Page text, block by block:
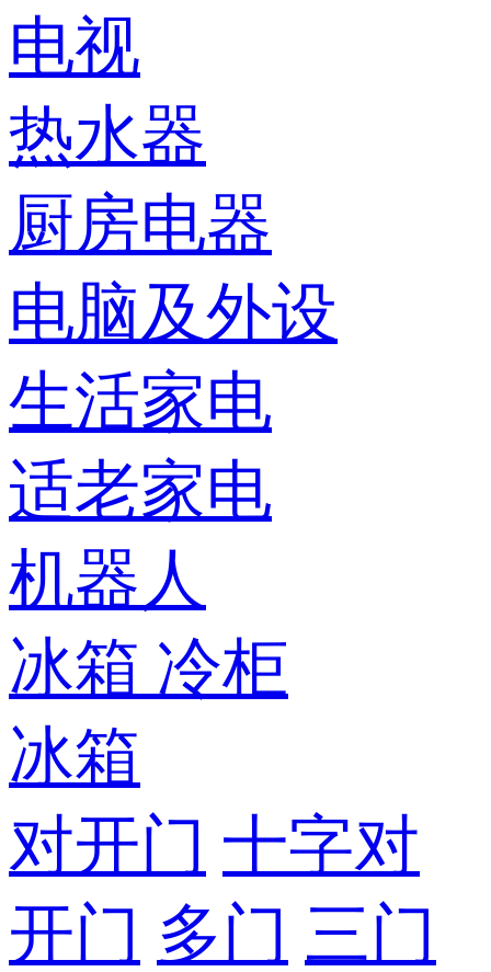
电视
热水器
厨房电器
电脑及外设
生活家电
适老家电
机器人
冰箱 冷柜
冰箱
对开门 十字对
开门 多门 三门